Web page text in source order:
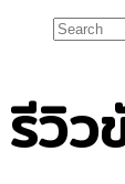
รีวิว